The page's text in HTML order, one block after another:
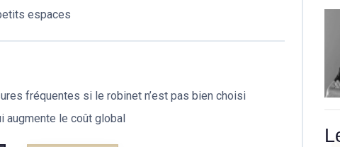
espaces
fréquentes si le robinet n’est pas bien choisi
augmente le coût global